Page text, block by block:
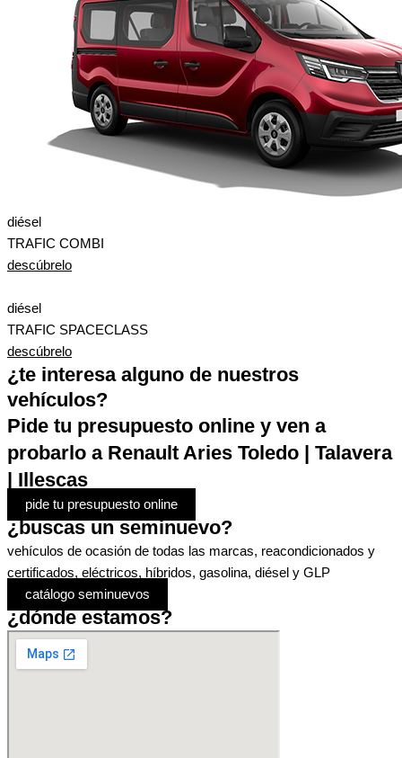
diésel
TRAFIC COMBI
descúbrelo
diésel
TRAFIC SPACECLASS
descúbrelo
¿te interesa alguno de nuestros
vehículos?
Pide tu presupuesto online y ven a
probarlo a Renault Aries Toledo | Talavera
| Illescas
pide tu presupuesto online
¿buscas un seminuevo?
vehículos de ocasión de todas las marcas, reacondicionados y
certificados, eléctricos, híbridos, gasolina, diésel y GLP
catálogo seminuevos
¿dónde estamos?